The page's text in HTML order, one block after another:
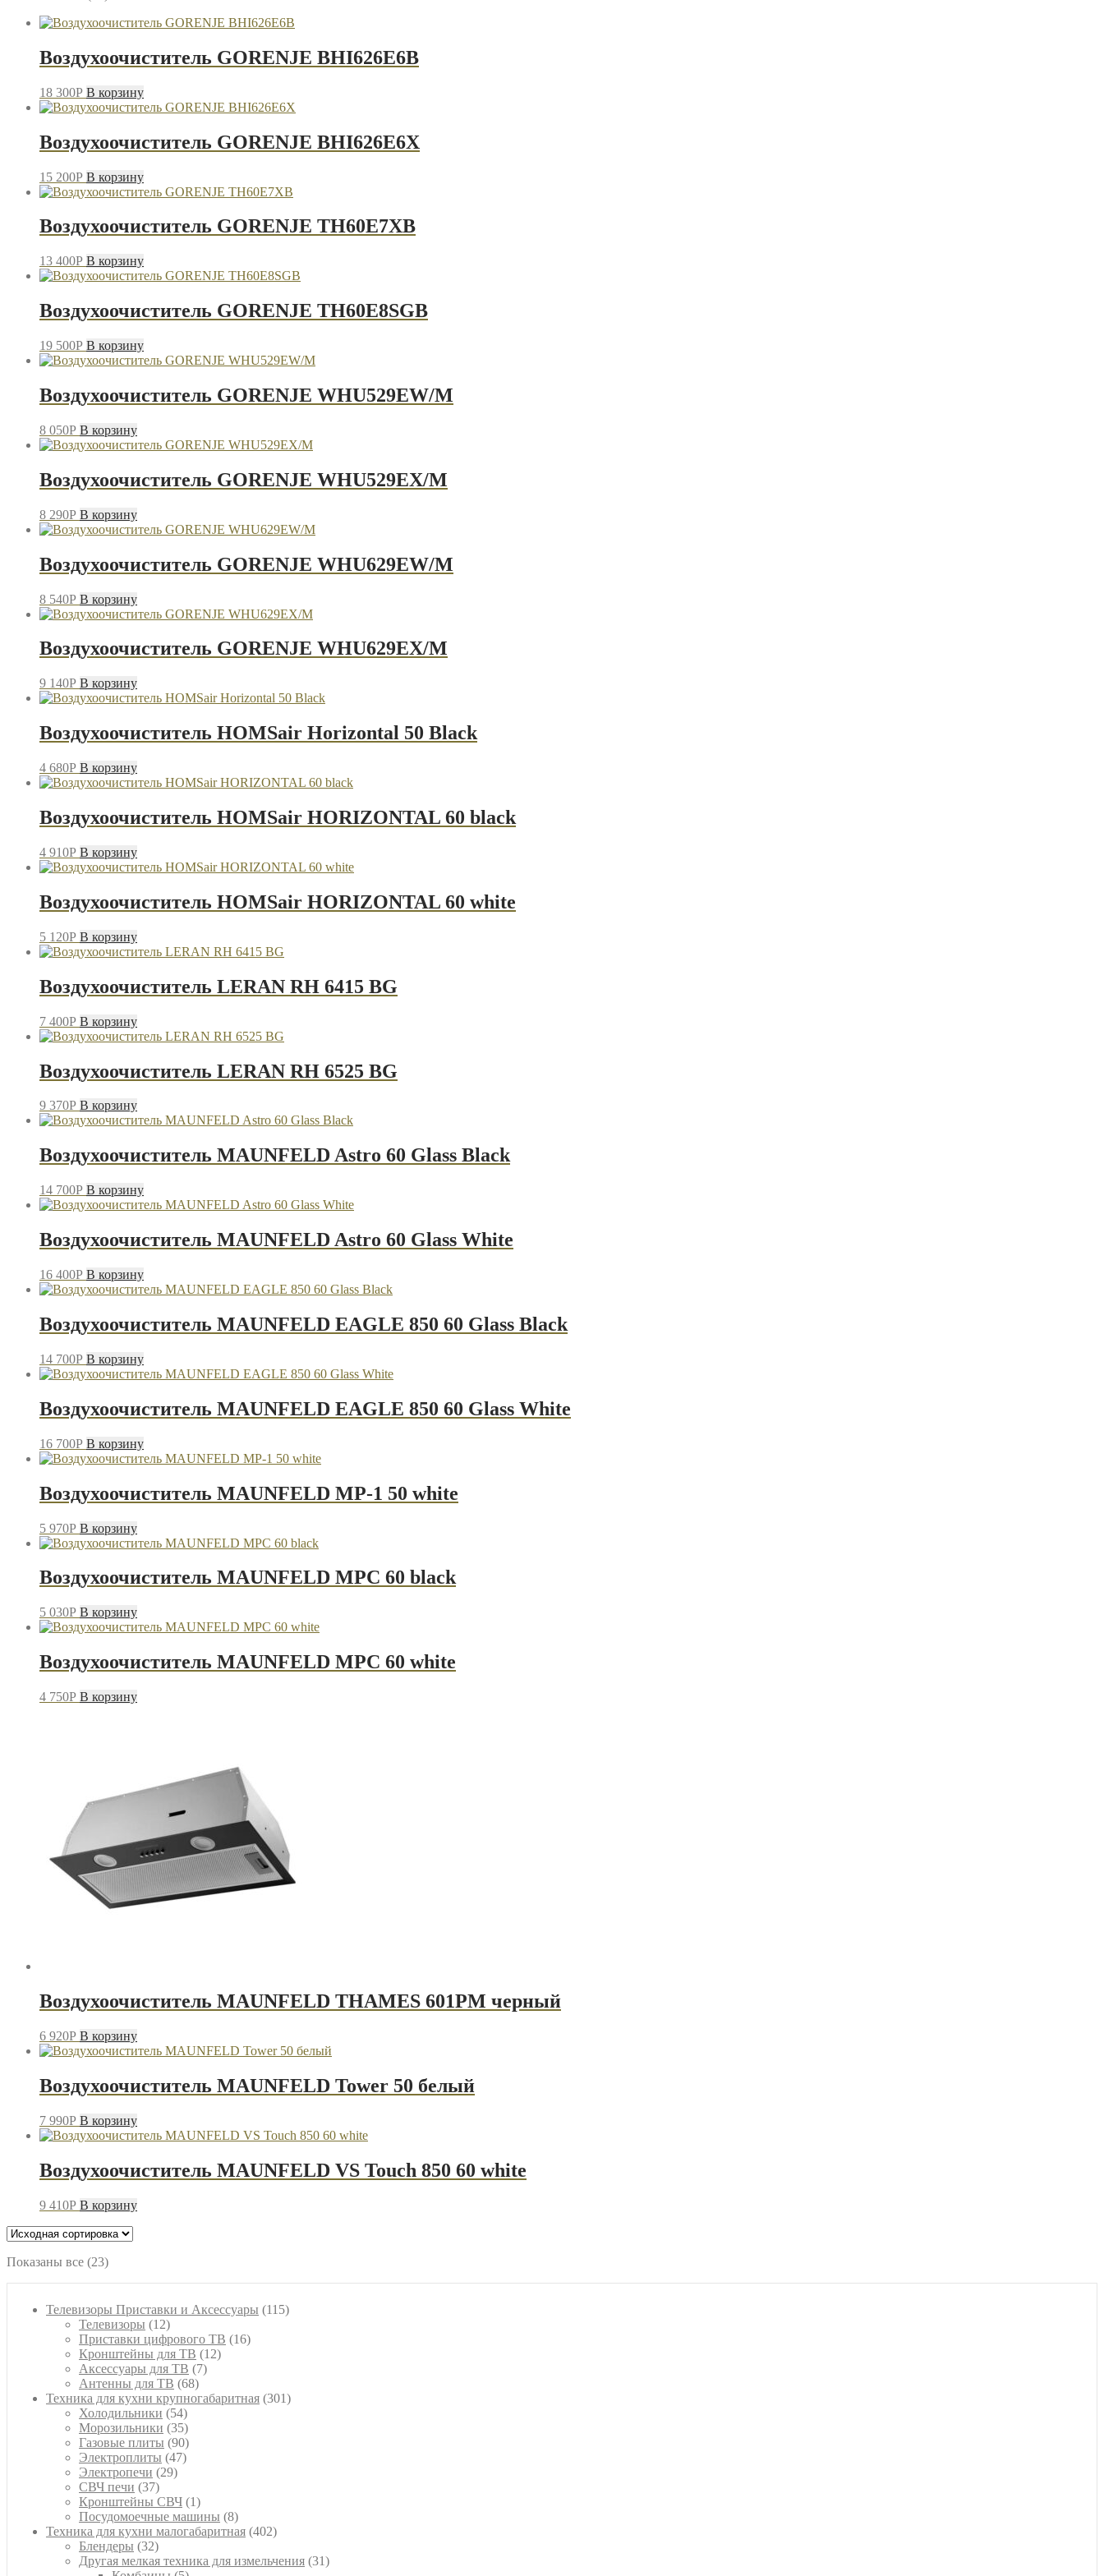
Воздухоочиститель GORENJE BHI626E6B
18 300P В корзину
Воздухоочиститель GORENJE BHI626E6X
15 200P В корзину
Воздухоочиститель GORENJE TH60E7XB
13 400P В корзину
Воздухоочиститель GORENJE TH60E8SGB
19 500P В корзину
Воздухоочиститель GORENJE WHU529EW/M
8 050P В корзину
Воздухоочиститель GORENJE WHU529EX/M
8 290P В корзину
Воздухоочиститель GORENJE WHU629EW/M
8 540P В корзину
Воздухоочиститель GORENJE WHU629EX/M
9 140P В корзину
Воздухоочиститель HOMSair Horizontal 50 Black
4 680P В корзину
Воздухоочиститель HOMSair HORIZONTAL 60 black
4 910P В корзину
Воздухоочиститель HOMSair HORIZONTAL 60 white
5 120P В корзину
Воздухоочиститель LERAN RH 6415 BG
7 400P В корзину
Воздухоочиститель LERAN RH 6525 BG
9 370P В корзину
Воздухоочиститель MAUNFELD Astro 60 Glass Black
14 700P В корзину
Воздухоочиститель MAUNFELD Astro 60 Glass White
16 400P В корзину
Воздухоочиститель MAUNFELD EAGLE 850 60 Glass Black
14 700P В корзину
Воздухоочиститель MAUNFELD EAGLE 850 60 Glass White
16 700P В корзину
Воздухоочиститель MAUNFELD MP-1 50 white
5 970P В корзину
Воздухоочиститель MAUNFELD MPC 60 black
5 030P В корзину
Воздухоочиститель MAUNFELD MPC 60 white
4 750P В корзину
Воздухоочиститель MAUNFELD THAMES 601PM черный
6 920P В корзину
Воздухоочиститель MAUNFELD Tower 50 белый
7 990P В корзину
Воздухоочиститель MAUNFELD VS Touch 850 60 white
9 410P В корзину
Показаны все (23)
Телевизоры Приставки и Аксессуары 115115
Телевизоры 1212
товаров
Приставки цифрового ТВ 1616
Кронштейны для ТВ 1212
Аксессуары для ТВ 77
Антенны для ТВ 6868
товаров
Техника для кухни крупногабаритная 301301
Холодильники 5454
товара
Морозильники 3535
товаров
Газовые плиты 9090
товаров
Электроплиты 4747
Электропечи 2929
СВЧ печи 3737
товаров
Кронштейны СВЧ 11
товар
Посудомоечные машины 88
товаров
Техника для кухни малогабаритная 402402
Блендеры 3232
товара
Другая мелкая техника для измельчения 3131